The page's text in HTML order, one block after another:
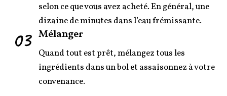
selon ce que vous avez acheté. En général, une
dizaine de minutes dans l’eau frémissante.
03 Mélanger
Quand tout est prêt, mélangez tous les
ingrédients dans un bol et assaisonnez à votre
convenance.